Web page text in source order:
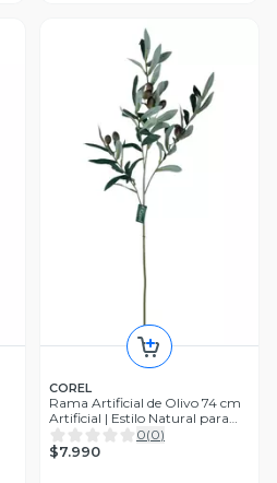
COREL
Rama Artificial de Olivo 74 cm
Artificial | Estilo Natural para
Interiores y Vitrinas
0(0)
$7.990